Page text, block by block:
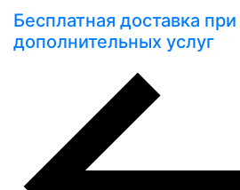
Бесплатная доставка при
дополнительных услуг